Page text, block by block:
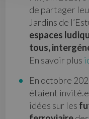
de partager
Jardins de
espaces
tous,
En savoir plus
En octobre
étaient
idées sur les